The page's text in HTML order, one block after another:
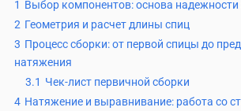
1 Выбор компонентов: основа надежности
2 Геометрия и расчет длины спиц
3 Процесс сборки: от первой спицы до
натяжения
3.1 Чек-лист первичной сборки
4 Натяжение и выравнивание: работа со